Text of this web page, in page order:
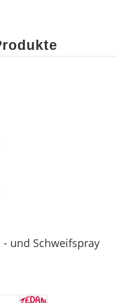
und Schweifspray